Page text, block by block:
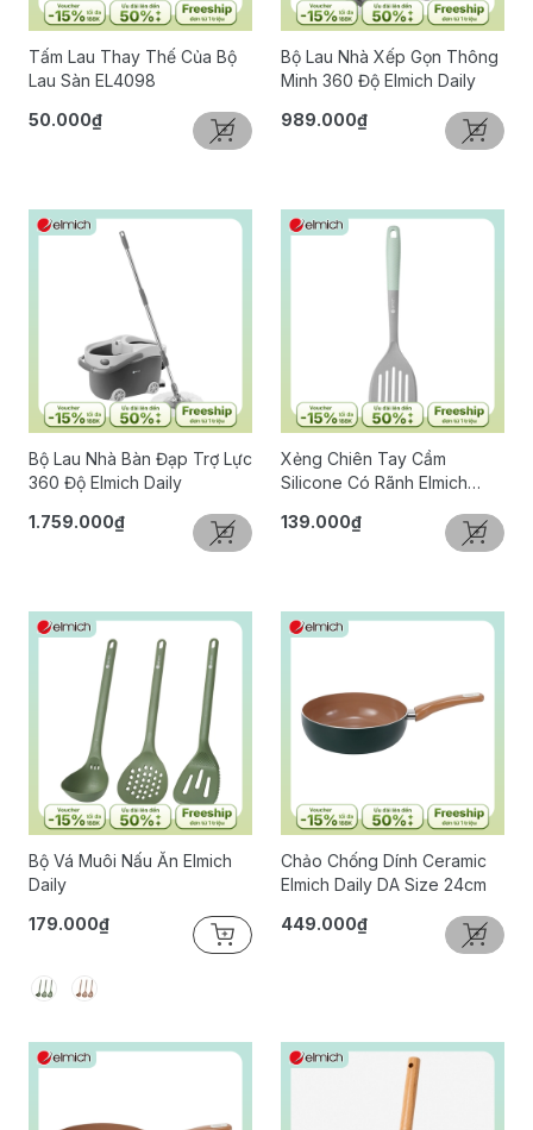
Tấm Lau Thay Thế Của Bộ
Lau Sàn EL4098
50.000₫
Bộ Lau Nhà Xếp Gọn Thông
Minh 360 Độ Elmich Daily
989.000₫
Bộ Lau Nhà Bàn Đạp Trợ Lực
360 Độ Elmich Daily
1.759.000₫
Xẻng Chiên Tay Cầm
Silicone Có Rãnh Elmich
139.000₫
Bộ Vá Muôi Nấu Ăn Elmich
Daily
179.000₫
Chảo Chống Dính Ceramic
Elmich Daily DA Size 24cm
449.000₫